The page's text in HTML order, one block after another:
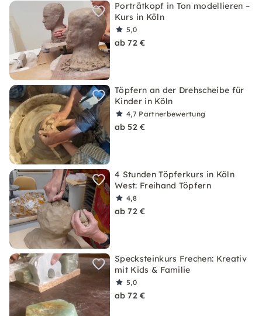
Porträtkopf in Ton modellieren –
Kurs in Köln
5,0
ab 72 €
Töpfern an der Drehscheibe für
Kinder in Köln
4,7 Partnerbewertung
ab 52 €
4 Stunden Töpferkurs in Köln
West: Freihand Töpfern
4,8
ab 72 €
Specksteinkurs Frechen: Kreativ
mit Kids & Familie
5,0
ab 72 €